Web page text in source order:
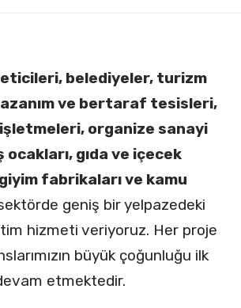
belediyeler, turizm
ve bertaraf tesisleri,
organize sanayi
gıda ve içecek
fabrikaları ve kamu
geniş bir yelpazedeki
hizmeti veriyoruz. Her proje
büyük çoğunluğu ilk
etmektedir.